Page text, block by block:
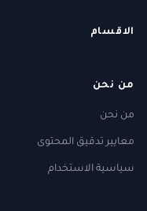
الاقسام
من نحن
من نحن
معايير تدقيق المحتوى
سياسية الاستخدام